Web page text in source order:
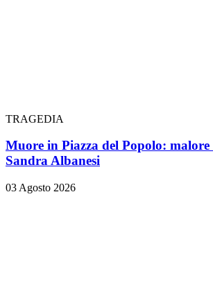
TRAGEDIA
Muore in Piazza del Popolo: malore
Sandra Albanesi
03 Agosto 2026